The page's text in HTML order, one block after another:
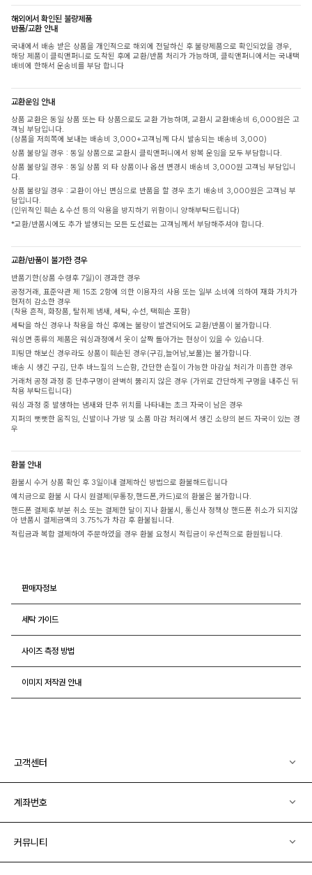
해외에서 확인된 불량제품
반품/교환 안내
국내에서 배송 받은 상품을 개인적으로 해외에 전달하신 후 불량제품으로 확인되었을 경우,
해당 제품이 클릭앤퍼니로 도착된 후에 교환/반품 처리가 가능하며, 클릭앤퍼니에서는 국내택
배비에 한해서 운송비를 부담 합니다
교환운임 안내
상품 교환은 동일 상품 또는 타 상품으로도 교환 가능하며, 교환시 교환배송비 6,000원은 고
객님 부담입니다.
(상품을 저희쪽에 보내는 배송비 3,000+고객님께 다시 발송되는 배송비 3,000)
상품 불량일 경우 : 동일 상품으로 교환시 클릭앤퍼니에서 왕복 운임을 모두 부담합니다.
상품 불량일 경우 : 동일 상품 외 타 상품이나 옵션 변경시 배송비 3,000원 고객님 부담입니
다.
상품 불량일 경우 : 교환이 아닌 변심으로 반품을 할 경우 초기 배송비 3,000원은 고객님 부
담입니다.
(인위적인 훼손 & 수선 등의 악용을 방지하기 위함이니 양해부탁드립니다)
*교환/반품시에도 추가 발생되는 모든 도선료는 고객님께서 부담해주셔야 합니다.
교환/반품이 불가한 경우
반품기한(상품 수령후 7일)이 경과한 경우
공정거래, 표준약관 제 15조 2항에 의한 이용자의 사용 또는 일부 소비에 의하여 재화 가치가
현저히 감소한 경우
(착용 흔적, 화장품, 탈취제 냄새, 세탁, 수선, 택훼손 포함)
세탁을 하신 경우나 착용을 하신 후에는 불량이 발견되어도 교환/반품이 불가합니다.
워싱면 종류의 제품은 워싱과정에서 옷이 살짝 돌아가는 현상이 있을 수 있습니다.
피팅만 해보신 경우라도 상품이 훼손된 경우(구김,늘어남,보풀)는 불가합니다.
배송 시 생긴 구김, 단추 바느질의 느슨함, 간단한 손질이 가능한 마감실 처리가 미흡한 경우
거래처 공정 과정 중 단추구멍이 완벽히 뚫리지 않은 경우 (가위로 간단하게 구멍을 내주신 뒤
착용 부탁드립니다)
워싱 과정 중 발생하는 냄새와 단추 위치를 나타내는 초크 자국이 남은 경우
지퍼의 뻣뻣한 움직임, 신발이나 가방 및 소품 마감 처리에서 생긴 소량의 본드 자국이 있는 경
우
환불 안내
환불시 수거 상품 확인 후 3일이내 결제하신 방법으로 환불해드립니다
예치금으로 환불 시 다시 원결제(무통장,핸드폰,카드)로의 환불은 불가합니다.
핸드폰 결제후 부분 취소 또는 결제한 달이 지나 환불시, 통신사 정책상 핸드폰 취소가 되지않
아 반품시 결제금액의 3.75%가 차감 후 환불됩니다.
적립금과 복합 결제하여 주문하였을 경우 환불 요청시 적립금이 우선적으로 환원됩니다.
판매자정보
세탁 가이드
사이즈 측정 방법
이미지 저작권 안내
고객센터
계좌번호
커뮤니티